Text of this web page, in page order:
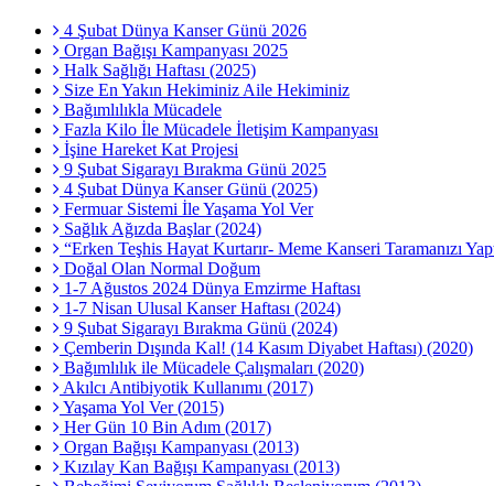
4 Şubat Dünya Kanser Günü 2026
Organ Bağışı Kampanyası 2025
Halk Sağlığı Haftası (2025)
Size En Yakın Hekiminiz Aile Hekiminiz
Bağımlılıkla Mücadele
Fazla Kilo İle Mücadele İletişim Kampanyası
İşine Hareket Kat Projesi
9 Şubat Sigarayı Bırakma Günü 2025
4 Şubat Dünya Kanser Günü (2025)
Fermuar Sistemi İle Yaşama Yol Ver
Sağlık Ağızda Başlar (2024)
“Erken Teşhis Hayat Kurtarır- Meme Kanseri Taramanızı
Doğal Olan Normal Doğum
1-7 Ağustos 2024 Dünya Emzirme Haftası
1-7 Nisan Ulusal Kanser Haftası (2024)
9 Şubat Sigarayı Bırakma Günü (2024)
Çemberin Dışında Kal! (14 Kasım Diyabet Haftası) (2020)
Bağımlılık ile Mücadele Çalışmaları (2020)
Akılcı Antibiyotik Kullanımı (2017)
Yaşama Yol Ver (2015)
Her Gün 10 Bin Adım (2017)
Organ Bağışı Kampanyası (2013)
Kızılay Kan Bağışı Kampanyası (2013)